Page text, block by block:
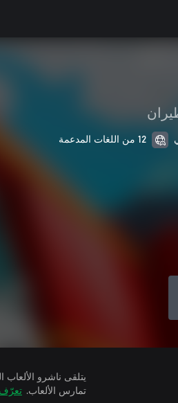
12 من اللغات المدعمة
تمارس الألعاب.